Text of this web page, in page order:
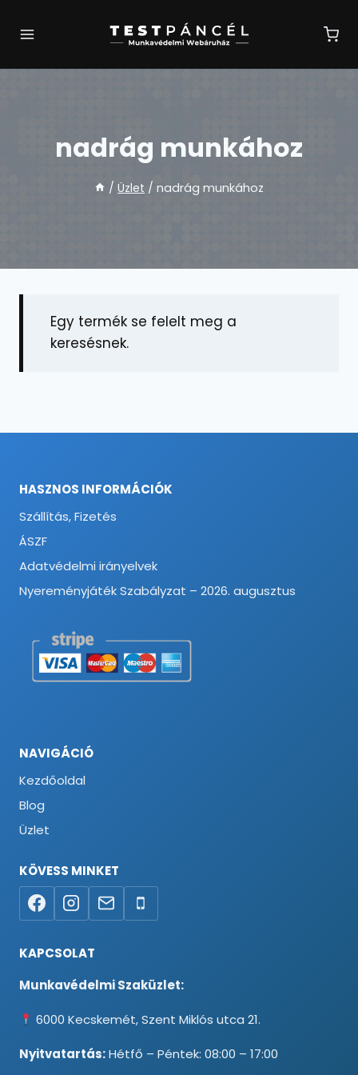
nadrág munkához
/ Üzlet / nadrág munkához
Egy termék se felelt meg a
keresésnek.
HASZNOS INFORMÁCIÓK
Szállítás, Fizetés
ÁSZF
Adatvédelmi irányelvek
Nyereményjáték Szabályzat – 2026. augusztus
NAVIGÁCIÓ
Kezdőoldal
Blog
Üzlet
KÖVESS MINKET
KAPCSOLAT
Munkavédelmi Szaküzlet:
6000 Kecskemét, Szent Miklós utca 21.
Nyitvatartás:Hétfő – Péntek: 08:00 – 17:00